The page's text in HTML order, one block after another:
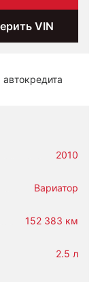
автокредита
2010
Вариатор
152 383 км
2.5 л
VIN